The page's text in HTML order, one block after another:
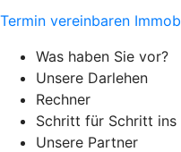
Termin vereinbaren
Was haben Sie vor?
Unsere Darlehen
Rechner
Schritt für Schritt ins
Unsere Partner